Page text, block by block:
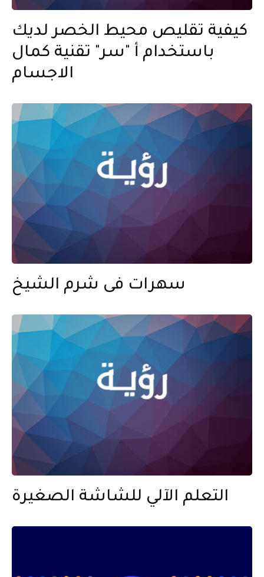
كيفية تقليص محيط الخصر لديك
باستخدام أ "سر" تقنية كمال
الاجسام
سهرات فى شرم الشيخ
التعلم الآلي للشاشة الصغيرة